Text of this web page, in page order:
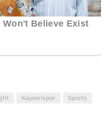
Kayserispor
Sports